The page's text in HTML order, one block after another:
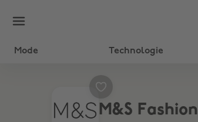
Mode Technologie
M&S Fashion